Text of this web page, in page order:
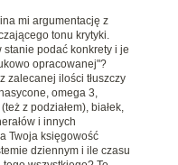
mi argumentację z
tonu krytyki.
stanie podać konkrety i je
opracowanej"?
zalecanej ilości tłuszczy
omega 3,
z podziałem), białek,
i innych
Twoja księgowość
dziennym i ile czasu